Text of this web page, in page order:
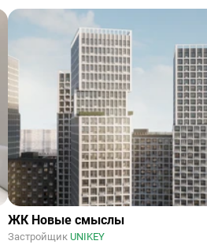
ЖК Новые смыслы
Застройщик UNIKEY